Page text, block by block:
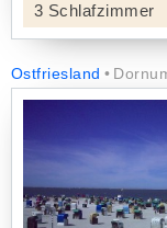
3 Schlafzimmer
Ostfriesland